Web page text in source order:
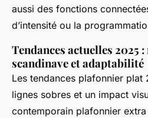
aussi des fonctions
d’intensité ou la
Tendances actuelles 2025
scandinave et adaptabilité
Les tendances plafonnier
lignes sobres et un impact
contemporain plafonnier